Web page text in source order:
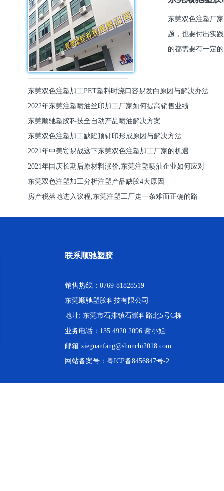
东莞双色注塑厂
题，也要付出实
的都需要有一定
东莞双色注塑加工PET塑料时浇口容易发白原因与解决办法
2022年东莞注塑喷油丝印加工厂家如何提高销售业绩
东莞顺驰塑胶科技全自动产品喷油解决方案
东莞双色注塑加工缺陷顶针印形成原因与解决方法
2021年中美贸易战这下东莞双色注塑加工厂家的机遇
2021年国庆长期后原材料涨价,东莞注塑喷油企业如何应对
东莞双色注塑加工分析注塑产品缺胶4大原因
房产税落地进入议程,东莞注塑工厂走一条难而正确的路
联系顺驰塑胶
销售热线：0769-81828519
东莞顺驰塑胶科技有限公司
地址: 东莞市石排镇石崇科路北5号C栋
业务电话：135 4920 2096 谢小姐
邮箱:xieguanfang@shunchi2018.com
网站备案号： 粤ICP备8456847号-2